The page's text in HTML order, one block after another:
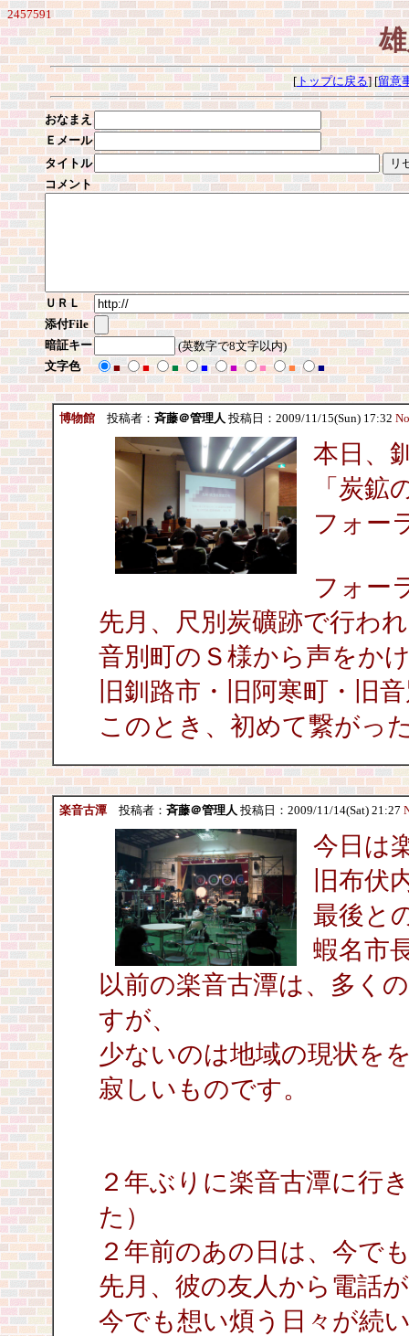
2457591
[トップに戻る] [留意
おなまえ
Ｅメール
タイトル
コメント
ＵＲＬ
添付File
暗証キー
(英数字で8文字以内)
文字色
■ ■ ■ ■ ■ ■ ■ ■
博物館投稿者：斉藤＠管理人 投稿日：2009/11/15(Sun) 17:32
本日、
「炭鉱
フォー
フォー
先月、尺別炭礦跡で行わ
音別町のＳ様から声をか
旧釧路市・旧阿寒町・旧
このとき、初めて繋がっ
楽音古潭投稿者：斉藤＠管理人 投稿日：2009/11/14(Sat) 21:27
今日は
旧布伏
最後と
蝦名市
以前の楽音古潭は、多く
すが、
少ないのは地域の現状を
寂しいものです。
２年ぶりに楽音古潭に行
た）
２年前のあの日は、今で
先月、彼の友人から電話
今でも想い煩う日々が続